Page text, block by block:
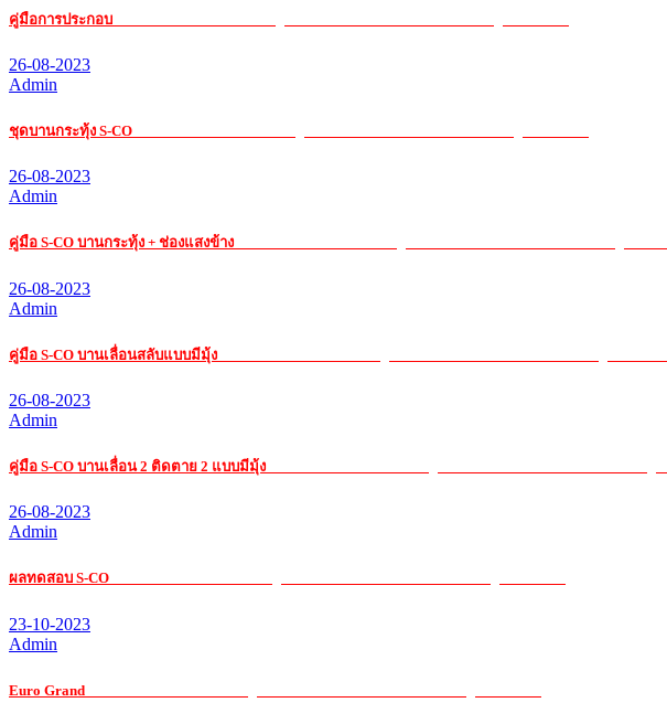
คู่มือการประกอบ
26-08-2023
Admin
ชุดบานกระทุ้ง S-CO
26-08-2023
Admin
คู่มือ S-CO บานกระทุ้ง + ช่องแสงข้าง
26-08-2023
Admin
คู่มือ S-CO บานเลื่อนสลับแบบมีมุ้ง
26-08-2023
Admin
คู่มือ S-CO บานเลื่อน 2 ติดตาย 2 แบบมีมุ้ง
26-08-2023
Admin
ผลทดสอบ S-CO
23-10-2023
Admin
Euro Grand